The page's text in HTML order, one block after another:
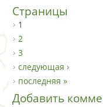
Страницы
1
2
3
следующая ›
последняя »
Добавить